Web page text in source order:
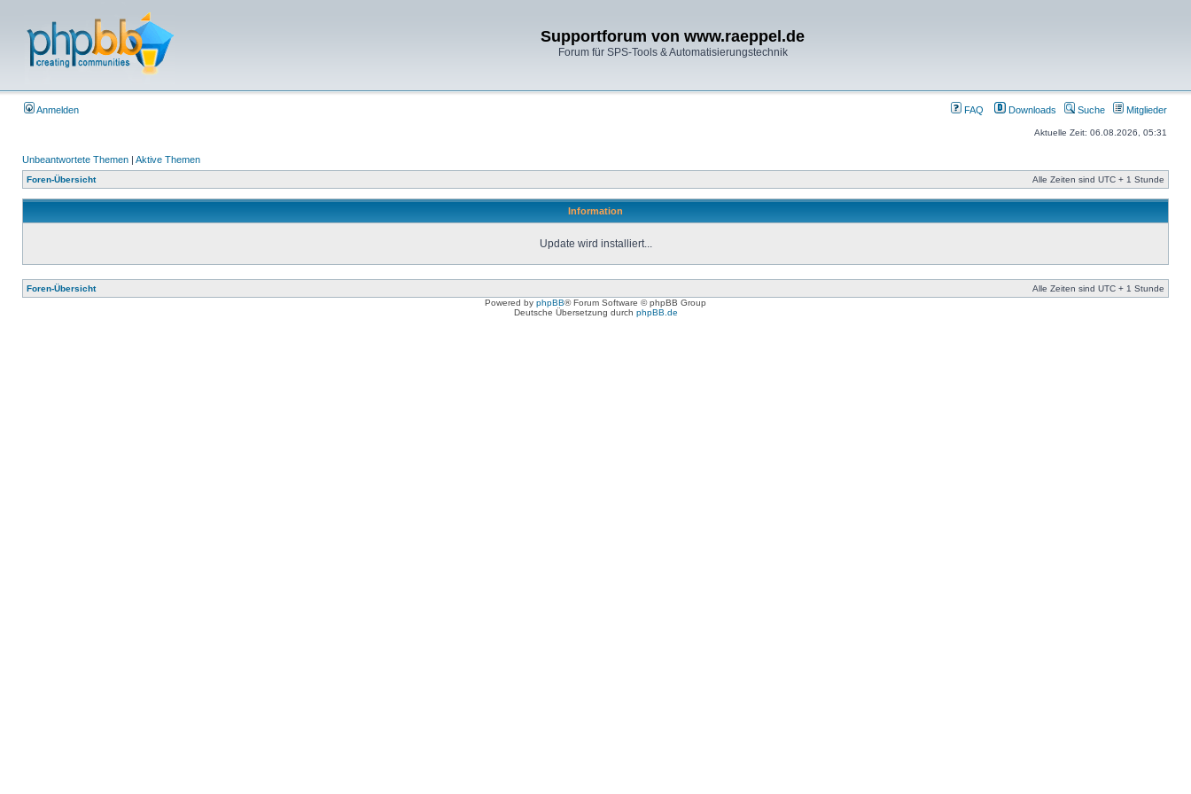
Supportforum von www.raeppel.de
Forum für SPS-Tools & Automatisierungstechnik
Anmelden FAQ Downloads Suche Mitglieder
Aktuelle Zeit: 06.08.2026, 05:31
Unbeantwortete Themen | Aktive Themen
Foren-Übersicht Alle Zeiten sind UTC + 1 Stunde
Information
Update wird installiert...
Foren-Übersicht
Alle Zeiten sind UTC + 1 Stunde
Powered by phpBB® Forum Software © phpBB Group
Deutsche Übersetzung durch phpBB.de